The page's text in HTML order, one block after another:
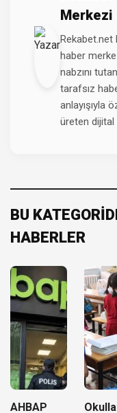
Merkezi
Rekabet.net
haber
nabzını
tarafsız
anlayışıyla
üreten dijital
BU
HABERLER
AHBAP